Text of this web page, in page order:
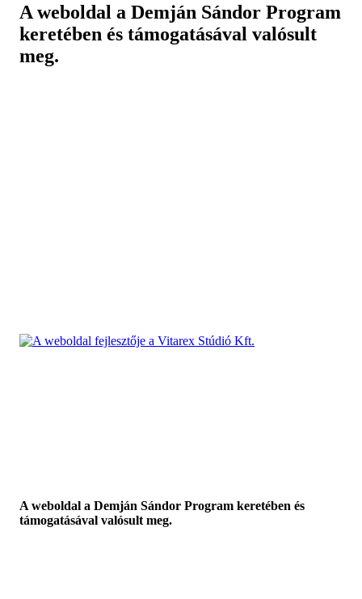
A weboldal a Demján Sándor Program
keretében és támogatásával valósult
meg.
A weboldal a Demján Sándor Program keretében és
támogatásával valósult meg.